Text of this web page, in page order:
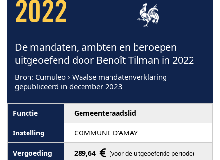
2022
De mandaten, ambten en beroepen
uitgeoefend door Benoît Tilman in 2022
Bron: Cumuleo › Waalse mandatenverklaring
gepubliceerd in december 2023
Gemeenteraadslid
COMMUNE D'AMAY
289,64 (voor de uitgeoefende periode)